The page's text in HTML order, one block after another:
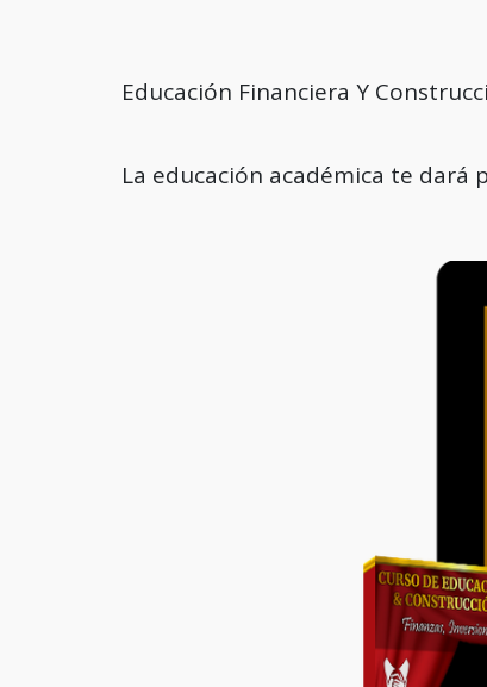
Educación Financiera Y
La educación académica te